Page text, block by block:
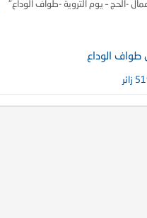
-الحج – يوم التروية -طواف الوداع"